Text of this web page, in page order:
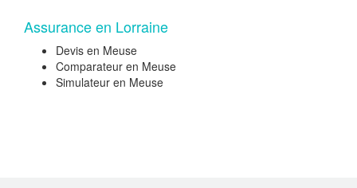
Assurance en Lorraine
Devis en Meuse
Comparateur en Meuse
Simulateur en Meuse